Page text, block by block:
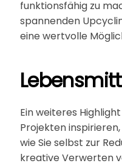
funktionsfähig zu
spannenden
eine wertvolle
Ein weiteres
Projekten
wie Sie selbst zur
kreative Verwerten